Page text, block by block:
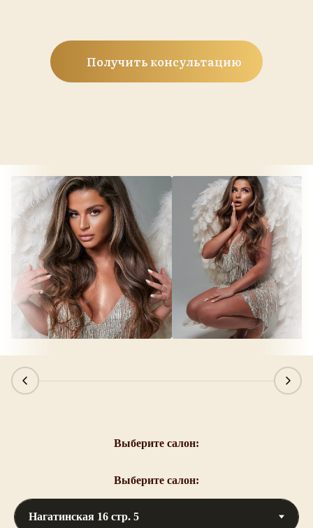
Получить консультацию
Выберите салон:
Выберите салон: